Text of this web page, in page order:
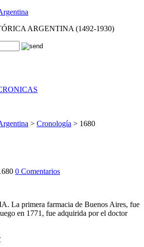
ARGENTINA (1492-1930)
> Cronología > 1680
0 Comentarios
La primera farmacia de Buenos Aires, fue
en 1771, fue adquirida por el doctor